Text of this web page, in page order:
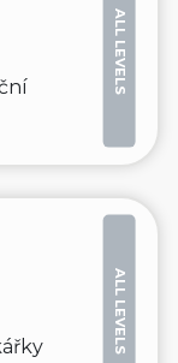
ALL LEVELS
ALL LEVELS